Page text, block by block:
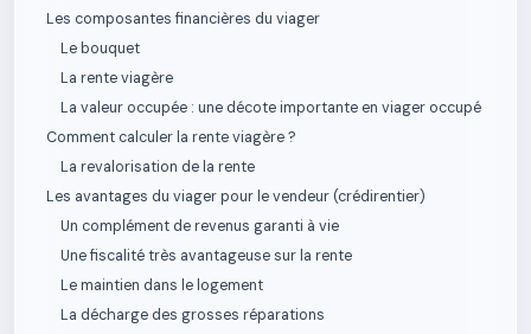
Les composantes financières du viager
Le bouquet
La rente viagère
La valeur occupée : une décote importante en viager occupé
Comment calculer la rente viagère ?
La revalorisation de la rente
Les avantages du viager pour le vendeur (crédirentier)
Un complément de revenus garanti à vie
Une fiscalité très avantageuse sur la rente
Le maintien dans le logement
La décharge des grosses réparations